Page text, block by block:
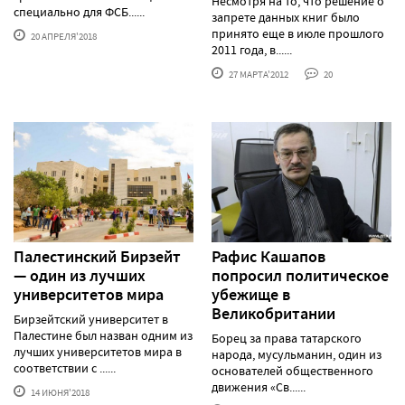
специально для ФСБ......
20 АПРЕЛЯ'2018
запрете данных книг было
принято еще в июле прошлого
2011 года, в......
27 МАРТА'2012 20
Палестинский Бирзейт
— один из лучших
университетов мира
Бирзейтский университет в
Палестине был назван одним из
лучших университетов мира в
соответствии с ......
14 ИЮНЯ'2018
Рафис Кашапов
попросил политическое
убежище в
Великобритании
Борец за права татарского
народа, мусульманин, один из
основателей общественного
движения «Св......